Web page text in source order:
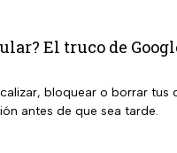
El truco de
bloquear o borrar
antes de que sea tarde.